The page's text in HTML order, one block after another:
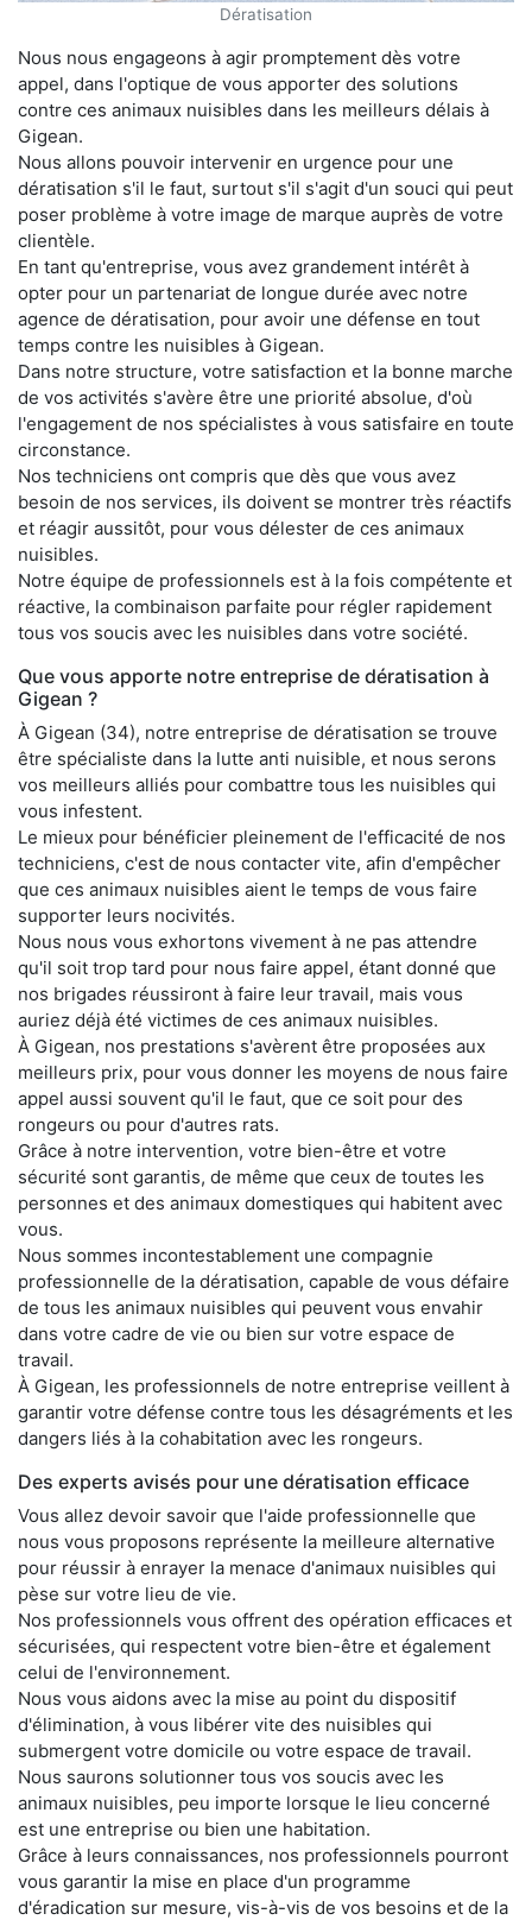
Dératisation
Nous nous engageons à agir promptement dès votre
appel, dans l'optique de vous apporter des solutions
contre ces animaux nuisibles dans les meilleurs délais à
Gigean.
Nous allons pouvoir intervenir en urgence pour une
dératisation s'il le faut, surtout s'il s'agit d'un souci qui peut
poser problème à votre image de marque auprès de votre
clientèle.
En tant qu'entreprise, vous avez grandement intérêt à
opter pour un partenariat de longue durée avec notre
agence de dératisation, pour avoir une défense en tout
temps contre les nuisibles à Gigean.
Dans notre structure, votre satisfaction et la bonne marche
de vos activités s'avère être une priorité absolue, d'où
l'engagement de nos spécialistes à vous satisfaire en toute
circonstance.
Nos techniciens ont compris que dès que vous avez
besoin de nos services, ils doivent se montrer très réactifs
et réagir aussitôt, pour vous délester de ces animaux
nuisibles.
Notre équipe de professionnels est à la fois compétente et
réactive, la combinaison parfaite pour régler rapidement
tous vos soucis avec les nuisibles dans votre société.
Que vous apporte notre entreprise de dératisation à
Gigean ?
À Gigean (34), notre entreprise de dératisation se trouve
être spécialiste dans la lutte anti nuisible, et nous serons
vos meilleurs alliés pour combattre tous les nuisibles qui
vous infestent.
Le mieux pour bénéficier pleinement de l'efficacité de nos
techniciens, c'est de nous contacter vite, afin d'empêcher
que ces animaux nuisibles aient le temps de vous faire
supporter leurs nocivités.
Nous nous vous exhortons vivement à ne pas attendre
qu'il soit trop tard pour nous faire appel, étant donné que
nos brigades réussiront à faire leur travail, mais vous
auriez déjà été victimes de ces animaux nuisibles.
À Gigean, nos prestations s'avèrent être proposées aux
meilleurs prix, pour vous donner les moyens de nous faire
appel aussi souvent qu'il le faut, que ce soit pour des
rongeurs ou pour d'autres rats.
Grâce à notre intervention, votre bien-être et votre
sécurité sont garantis, de même que ceux de toutes les
personnes et des animaux domestiques qui habitent avec
vous.
Nous sommes incontestablement une compagnie
professionnelle de la dératisation, capable de vous défaire
de tous les animaux nuisibles qui peuvent vous envahir
dans votre cadre de vie ou bien sur votre espace de
travail.
À Gigean, les professionnels de notre entreprise veillent à
garantir votre défense contre tous les désagréments et les
dangers liés à la cohabitation avec les rongeurs.
Des experts avisés pour une dératisation efficace
Vous allez devoir savoir que l'aide professionnelle que
nous vous proposons représente la meilleure alternative
pour réussir à enrayer la menace d'animaux nuisibles qui
pèse sur votre lieu de vie.
Nos professionnels vous offrent des opération efficaces et
sécurisées, qui respectent votre bien-être et également
celui de l'environnement.
Nous vous aidons avec la mise au point du dispositif
d'élimination, à vous libérer vite des nuisibles qui
submergent votre domicile ou votre espace de travail.
Nous saurons solutionner tous vos soucis avec les
animaux nuisibles, peu importe lorsque le lieu concerné
est une entreprise ou bien une habitation.
Grâce à leurs connaissances, nos professionnels pourront
vous garantir la mise en place d'un programme
d'éradication sur mesure, vis-à-vis de vos besoins et de la